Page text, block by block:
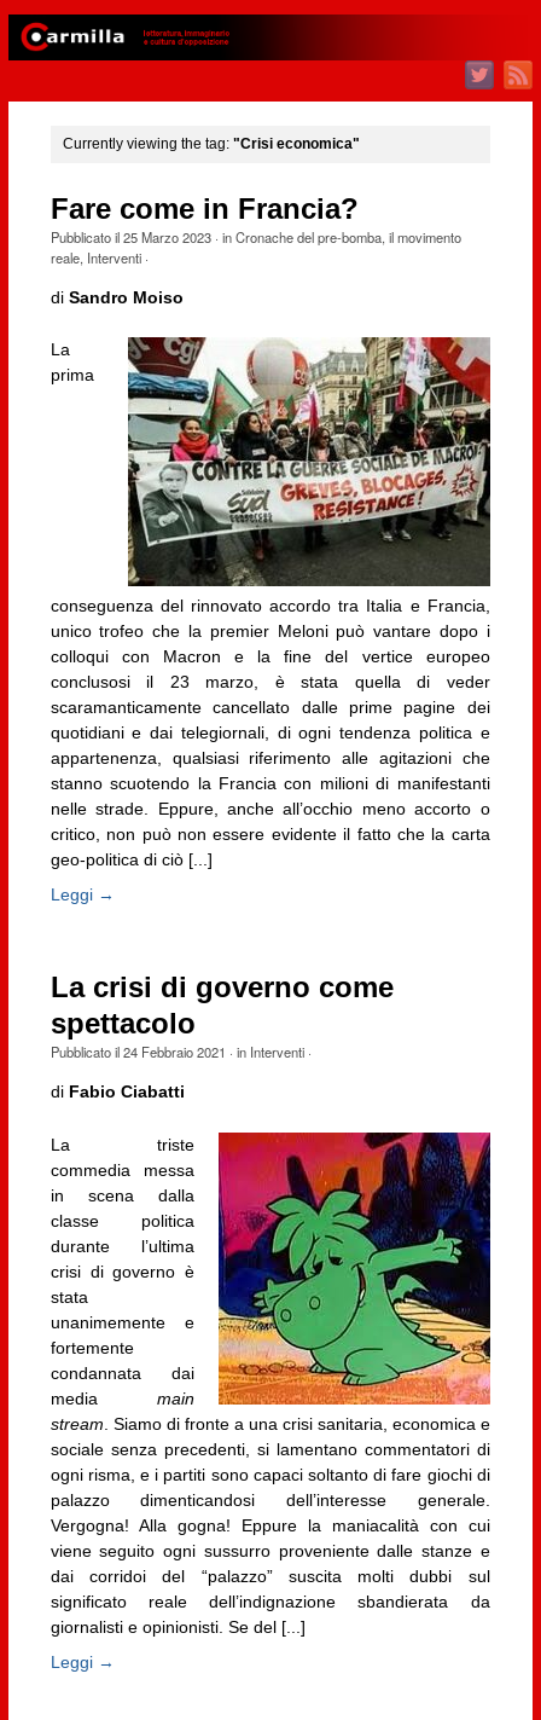
Currently viewing the tag: "Crisi economica"
Fare come in Francia?
Pubblicato il25 Marzo 2023· inCronache del pre-bomba, il movimento
reale, Interventi·
di Sandro Moiso
La
prima
conseguenza del rinnovato accordo tra Italia e Francia,
unico trofeo che la premier Meloni può vantare dopo i
colloqui con Macron e la fine del vertice europeo
conclusosi il 23 marzo, è stata quella di veder
scaramanticamente cancellato dalle prime pagine dei
quotidiani e dai telegiornali, di ogni tendenza politica e
appartenenza, qualsiasi riferimento alle agitazioni che
stanno scuotendo la Francia con milioni di manifestanti
nelle strade. Eppure, anche all’occhio meno accorto o
critico, non può non essere evidente il fatto che la carta
geo-politica di ciò [...]
Leggi →
La crisi di governo come
spettacolo
Pubblicato il24 Febbraio 2021 · in Interventi·
di Fabio Ciabatti
La triste
commedia messa
in scena dalla
classe politica
durante l’ultima
crisi di governo è
stata
unanimemente e
fortemente
condannata dai
mediamain
stream . Siamo di fronte a una crisi sanitaria, economica e
sociale senza precedenti, si lamentano commentatori di
ogni risma, e i partiti sono capaci soltanto di fare giochi di
palazzo dimenticandosi dell’interesse generale.
Vergogna! Alla gogna! Eppure la maniacalità con cui
viene seguito ogni sussurro proveniente dalle stanze e
dai corridoi del “palazzo” suscita molti dubbi sul
significato reale dell’indignazione sbandierata da
giornalisti e opinionisti. Se del [...]
Leggi →